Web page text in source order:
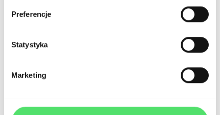
Preferencje
Statystyka
Marketing
który pozwoli na samodzielne
przyszłości - bez udziału
jakościowego serwera SMTPdo